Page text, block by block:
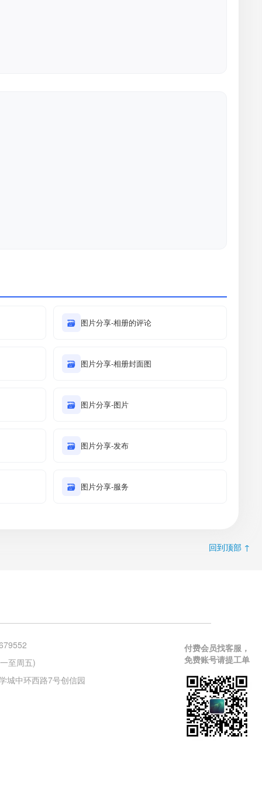
🗃 图片分享-相册的评论
🗃 图片分享-相册封面图
🗃 图片分享-图片
🗃 图片分享-发布
🗃 图片分享-服务
回到顶部 ↑
至周五)
城中环西路7号创信园
付费会员找客服，
免费账号请提工单